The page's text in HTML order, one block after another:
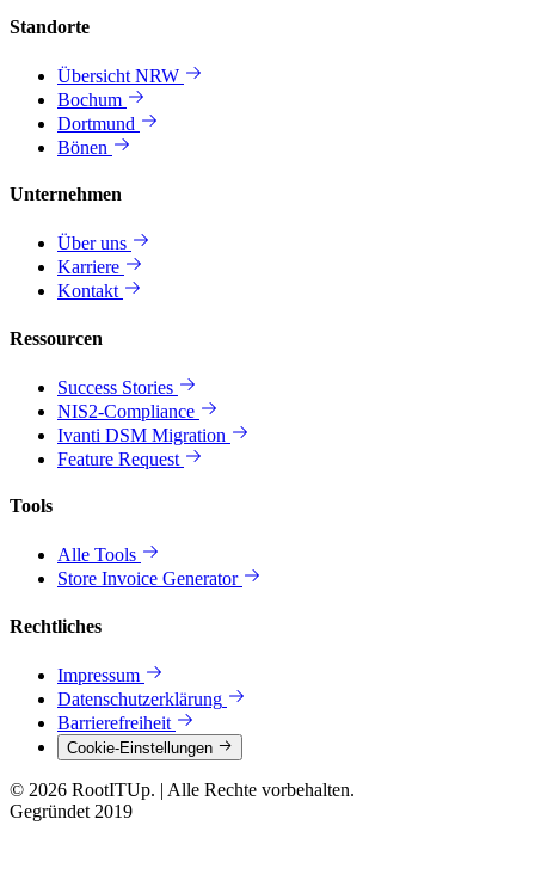
Standorte
Übersicht NRW
Bochum
Dortmund
Bönen
Unternehmen
Über uns
Karriere
Kontakt
Ressourcen
Success Stories
NIS2-Compliance
Ivanti DSM Migration
Feature Request
Tools
Alle Tools
Store Invoice Generator
Rechtliches
Impressum
Datenschutzerklärung
Barrierefreiheit
Cookie-Einstellungen
© 2026 RootITUp. | Alle Rechte vorbehalten.
Gegründet 2019